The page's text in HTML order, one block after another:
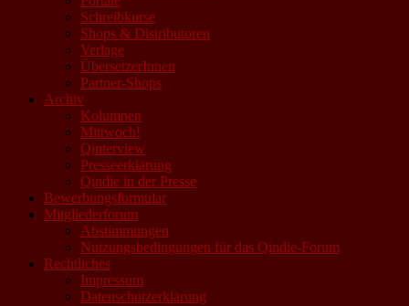
Schreibkurse
Shops & Distributoren
Verlage
ÜbersetzerInnen
Partner-Shops
Archiv
Kolumnen
Mittwoch!
Qinterview
Presseerklärung
Qindie in der Presse
Bewerbungsformular
Mitgliederforum
Abstimmungen
Nutzungsbedingungen für das Qindie-Forum
Rechtliches
Impressum
Datenschutzerklärung